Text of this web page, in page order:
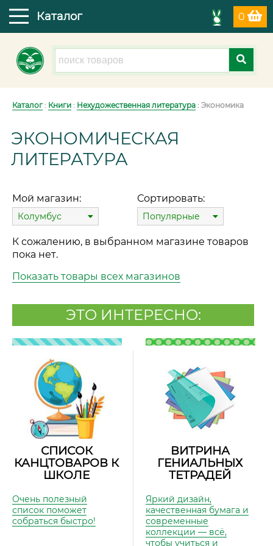
0
Каталог
Каталог: Книги : Нехудожественная литература : Экономика
ЭКОНОМИЧЕСКАЯ
ЛИТЕРАТУРА
Мой магазин:
Колумбус
Сортировать:
Популярные
К сожалению, в выбранном магазине товаров
пока нет.
Показать товары всех магазинов
ЭТО ИНТЕРЕСНО:
СПИСОК
КАНЦТОВАРОВ К
ШКОЛЕ
Очень полезный
список поможет
собраться быстро!
ВИТРИНА
ГЕНИАЛЬНЫХ
ТЕТРАДЕЙ
Яркий дизайн,
качественная бумага и
современные
коллекции — всё,
чтобы учиться и